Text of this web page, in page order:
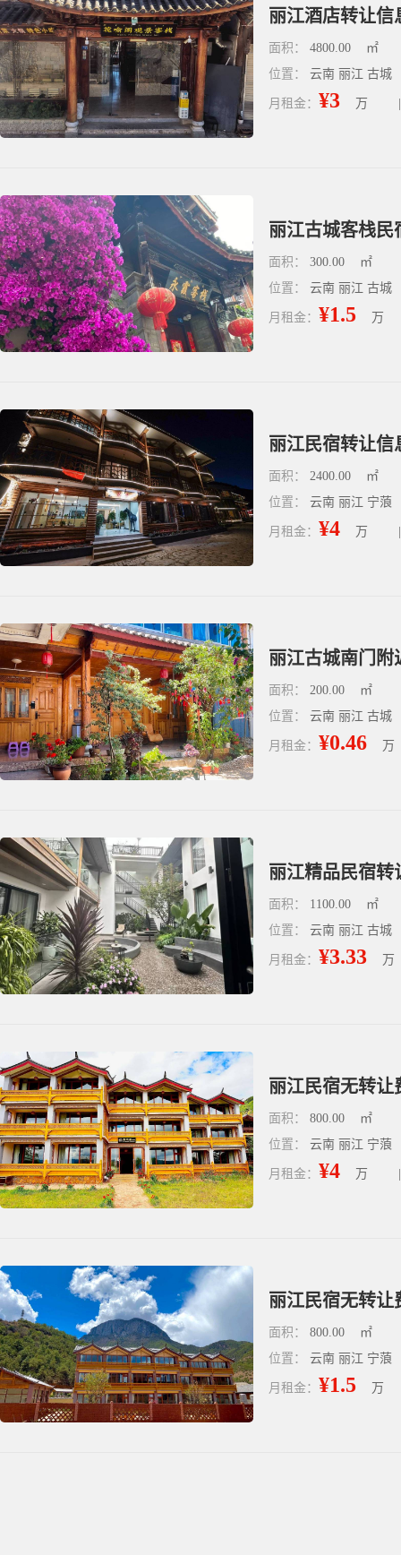
丽江酒店转让信
面积： 4800.00
㎡
位置： 云南 丽江 古城
月租金： ¥3 万
丽江古城客栈民
面积： 300.00
㎡
位置： 云南 丽江 古城
月租金： ¥1.5 万
丽江民宿转让信
面积： 2400.00
㎡
位置： 云南 丽江 宁蒗
月租金： ¥4 万
丽江古城南门附
面积： 200.00
㎡
位置： 云南 丽江 古城
月租金： ¥0.46 万
丽江精品民宿转
面积： 1100.00
㎡
位置： 云南 丽江 古城
月租金： ¥3.33 万
丽江民宿无转让
面积： 800.00
㎡
位置： 云南 丽江 宁蒗
月租金： ¥4 万
丽江民宿无转让
面积： 800.00
㎡
位置： 云南 丽江 宁蒗
月租金： ¥1.5 万